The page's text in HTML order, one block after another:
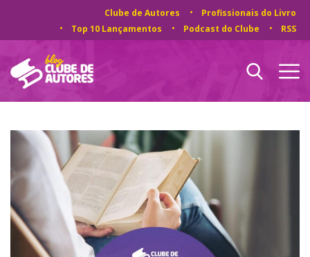
Clube de Autores
Profissionais do Livro
Top 10 Lançamentos
Podcast do Clube RSS